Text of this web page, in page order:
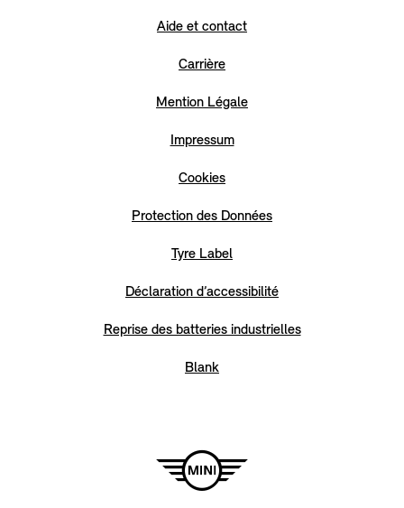
Aide et contact
Carrière
Mention Légale
Impressum
Cookies
Protection des Données
Tyre Label
Déclaration d’accessibilité
Reprise des batteries industrielles
Blank